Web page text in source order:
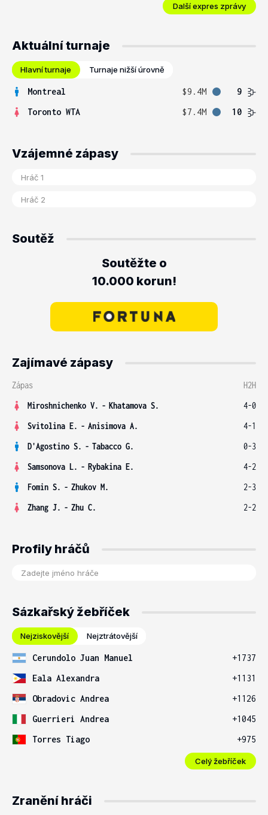
Další expres zprávy
Aktuální turnaje
Hlavní turnaje Turnaje nižší úrovně
Montreal $9.4M
9
Toronto WTA
$7.4M 10
Vzájemné zápasy
Soutěž
Soutěžte o
10.000 korun!
Zajímavé zápasy
Zápas
H2H
Miroshnichenko V. - Khatamova S.
4-0
Svitolina E. - Anisimova A.
4-1
D'Agostino S. - Tabacco G.
0-3
Samsonova L. - Rybakina E.
4-2
Fomin S. - Zhukov M.
2-3
Zhang J. - Zhu C. 2-2
Profily hráčů
Sázkařský žebříček
Nejziskovější Nejztrátovější
Cerundolo Juan Manuel
+1737
Eala Alexandra
+1131
Obradovic Andrea
+1126
Guerrieri Andrea
+1045
Torres Tiago
+975
Celý žebříček
Zranění hráči